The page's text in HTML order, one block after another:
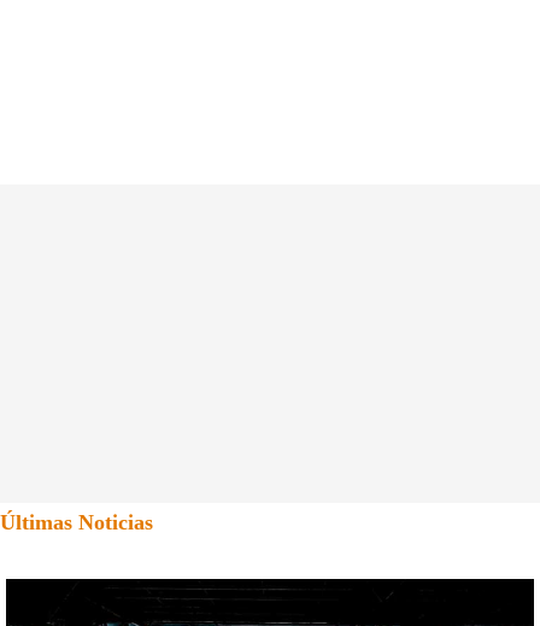
Últimas Noticias